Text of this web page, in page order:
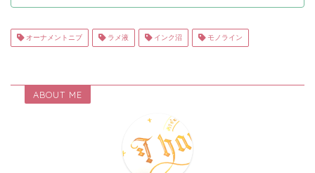
オーナメントニブ ラメ液 インク沼 モノライン
ABOUT ME